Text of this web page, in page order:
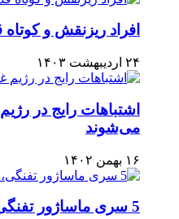
افراد ریزنقش و
۲۴ اردیبهشت ۱۴۰۳
اشتباهات رایج در
می‌شوند
۱۶ بهمن ۱۴۰۲
5 سری ماساژور تفنگی، 5 راز آرامش عضلات